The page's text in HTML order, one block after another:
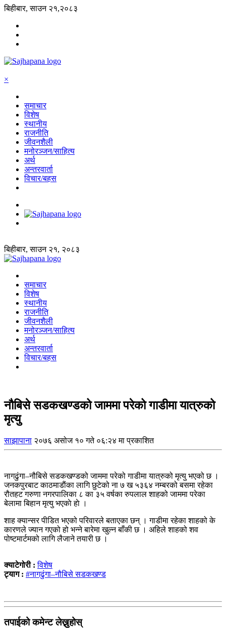
बिहीबार, साउन २१,२०८३
×
समाचार
विशेष
स्थानीय
राजनीति
जीवनशैली
मनोरञ्जन/साहित्य
अर्थ
अन्तरवार्ता
विचार/बहस
बिहीबार, साउन २१, २०८३
समाचार
विशेष
स्थानीय
राजनीति
जीवनशैली
मनोरञ्जन/साहित्य
अर्थ
अन्तरवार्ता
विचार/बहस
नौबिसे सडकखण्डको जाममा परेको गाडीमा यात्रुको
मृत्यु
साझापाना २०७६ असोज १० गते ०६:२४ मा प्रकाशित
नागढुंगा–नौबिसे सडकखण्डको जाममा परेको गाडीमा यात्रुको मृत्यु भएको छ ।
जनकपुरबाट काठमाडाैंका लागि छुटेको ना ७ ख ५३६४ नम्बरको बसमा रहेका
रौतहट गरुणा नगरपालिका ८ का ३५ वर्षका रुपलाल शाहको जाममा परेका
बेलामा बिहान मृत्यु भएकाे हाे ।
शाह क्यान्सर पीडित भएको परिवारले बताएका छन् । गाडीमा रहेका शाहको के
कारणले ज्यान गएको हो भन्ने बारेमा खुल्न बाँकी छ । अहिले शाहको शव
पोष्टमार्टमको लागि लैजाने तयारी छ ।
क्याटेगोरी :विशेष
ट्याग : #नागढुंगा–नौबिसे सडकखण्ड
तपाईको कमेन्ट लेख्नुहोस्